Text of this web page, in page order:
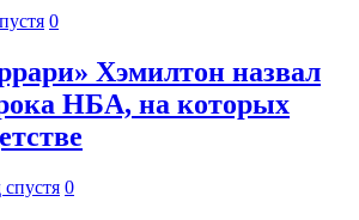
0
Хэмилтон назвал
НБА, на которых
спустя 0